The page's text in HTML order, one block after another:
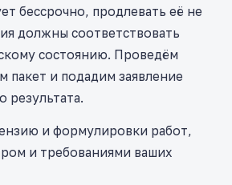
бессрочно, продлевать её не
должны соответствовать
состоянию. Проведём
пакет и подадим заявление
результата.
и формулировки работ,
и требованиями ваших